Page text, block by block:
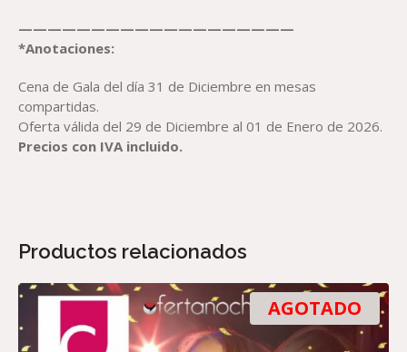
———————————————————
*Anotaciones:
Cena de Gala del día 31 de Diciembre en mesas
compartidas.
Oferta válida del 29 de Diciembre al 01 de Enero de 2026.
Precios con IVA incluido.
Productos relacionados
AGOTADO